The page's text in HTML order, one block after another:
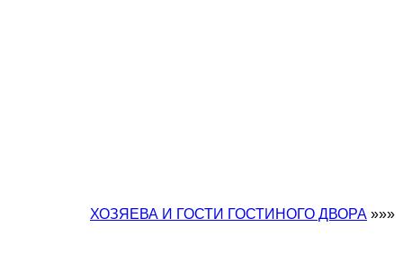
ХОЗЯЕВА И ГОСТИ ГОСТИНОГО ДВОРА »»»